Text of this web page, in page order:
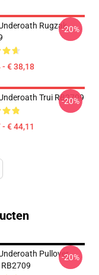
Rugzak
- € 38,18
-20%
Trui RB2709
€ 44,11
-20%
Pullover-20%